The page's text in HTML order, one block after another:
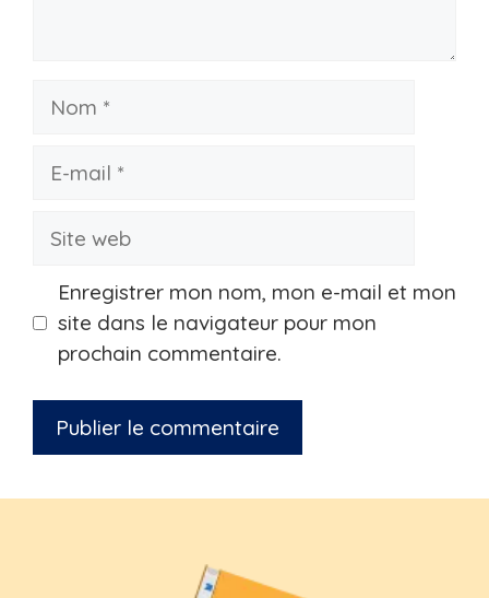
Nom
Site
Enregistrer mon nom, mon e-mail et mon
site dans le navigateur pour mon
prochain commentaire.